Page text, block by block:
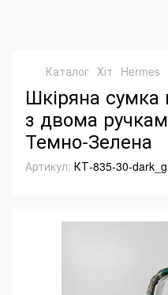
Каталог Хіт Hermes
Шкіряна сумка
з двома
Темно-Зелена
Артикул: КТ-835-30-